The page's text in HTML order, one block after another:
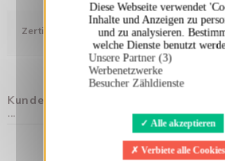
Diese Webseite verwendet
Inhalte und Anzeigen zu
und zu analysieren.
welche Dienste benutzt
Unsere Partner (3)
Werbenetzwerke
Besucher Zähldienste
Alle akzeptieren
Verbiete alle Cookies
Zertifizierung
Kunden, die diesen Artikel gekauft
...